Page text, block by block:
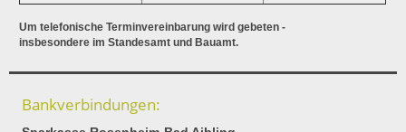
Um telefonische Terminvereinbarung wird gebeten -
insbesondere im Standesamt und Bauamt.
Bankverbindungen: